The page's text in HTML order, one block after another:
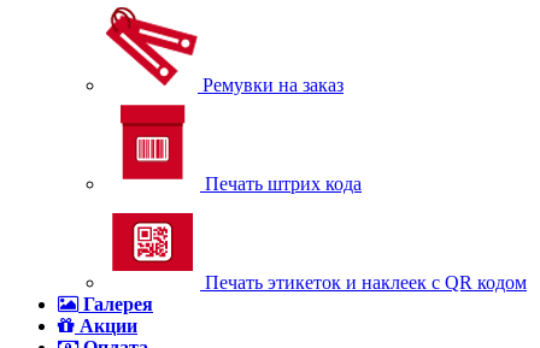
Ремувки на заказ
Печать штрих кода
Печать этикеток и наклеек с QR кодом
Галерея
Акции